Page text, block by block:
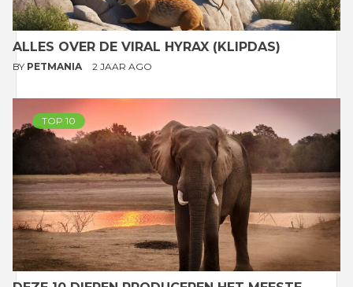
ALLES OVER DE VIRAL HYRAX (KLIPDAS)
BY PETMANIA 2 JAAR AGO
TOP 10